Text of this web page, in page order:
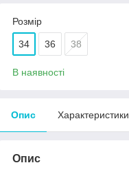
Розмір
34 36 38
В наявності
Опис Характеристики
Опис